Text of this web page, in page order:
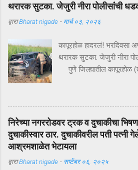
थरारक सुटका. जेजुरी नीरा पोलीसांंची
द्वाराBharat nigade - मार्च ०३, २०२६
कापूरहोळ हादरलं! भरदिवसा
थरारक सुटका. जेजुरी नीरा
पुणे जिल्ह्यातील कापूरहोळ
अक्षरशः हादरवून सोडलं. एका
मुलाला भरदिवसा काळ्या
नेण्यात आलं आणि काही क्षणांत
आलं. पण काही तासांतच
नाकाबंदी’मुळे चित्र
झाली. क्षणात घडलेलं
नेहमीसारखा गजबजलेला वेळ.
निरेच्या नगररोडवर ट्रक व दुचाकीचा
दुचाकीस्वार ठार. दुचाकीवरील पती पत्नी
आश्रमशाळेत भेटायला
द्वाराBharat nigade - सप्टेंबर ०६, २०२५